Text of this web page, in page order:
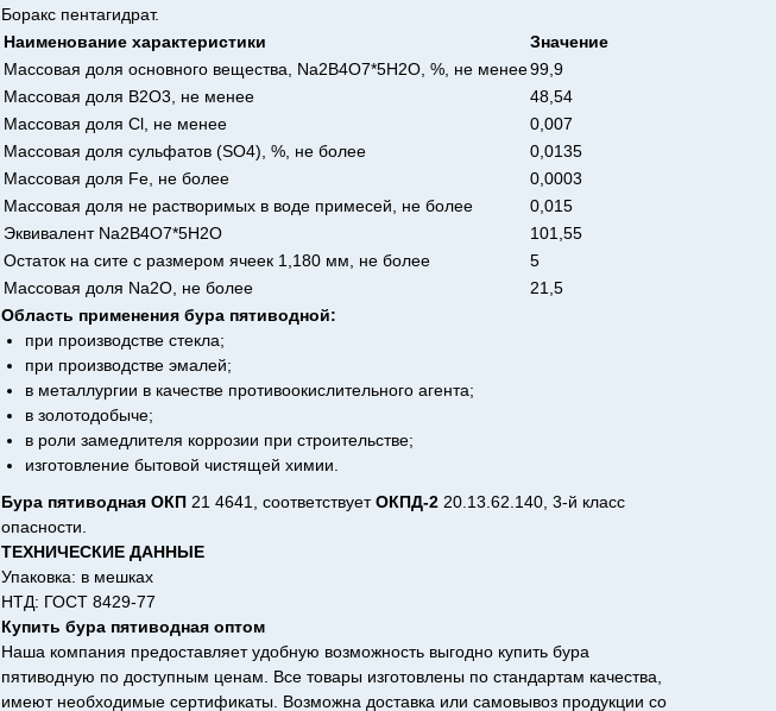
Боракс пентагидрат.
Наименование характеристики
Значение
Массовая доля основного вещества, Na2B4O7*5H2O, %, не менее99,9
Массовая доля B2O3, не менее
48,54
Массовая доля Cl, не менее
0,007
Массовая доля сульфатов (SO4), %, не более
0,0135
Массовая доля Fe, не более
0,0003
Массовая доля не растворимых в воде примесей, не более
0,015
Эквивалент Na2B4O7*5H2O
101,55
Остаток на сите с размером ячеек 1,180 мм, не более
5
Массовая доля Na2O, не более
21,5
Область применения бура пятиводной:
при производстве стекла;
при производстве эмалей;
в металлургии в качестве противоокислительного агента;
в золотодобыче;
в роли замедлителя коррозии при строительстве;
изготовление бытовой чистящей химии.
Бура пятиводная ОКП 21 4641, соответствуетОКПД-2 20.13.62.140, 3-й класс
опасности.
ТЕХНИЧЕСКИЕ ДАННЫЕ
Упаковка: в мешках
НТД: ГОСТ 8429-77
Купить бура пятиводная оптом
Наша компания предоставляет удобную возможность выгодно купить бура
пятиводную по доступным ценам. Все товары изготовлены по стандартам качества,
имеют необходимые сертификаты. Возможна доставка или самовывоз продукции со